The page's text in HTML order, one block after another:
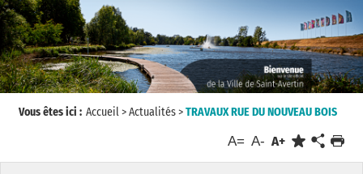
Vous êtes ici : Accueil>Actualités>TRAVAUX RUE DU NOUVEAU BOIS
A= A- A+